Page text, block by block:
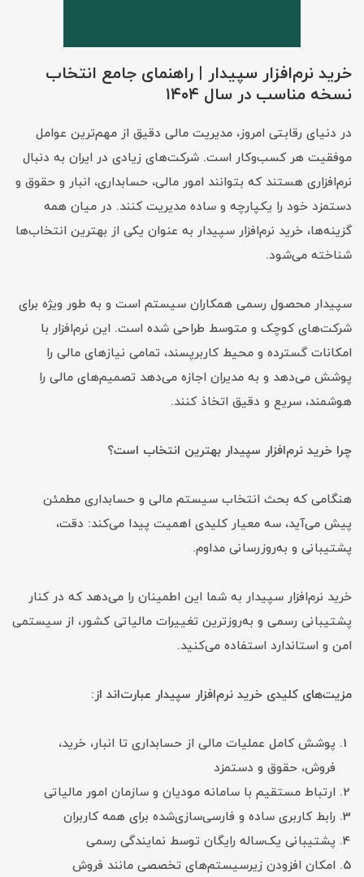
خرید نرم‌افزار سپیدار | راهنمای جامع انتخاب
نسخه مناسب در سال ۱۴۰۴
در دنیای رقابتی امروز، مدیریت مالی دقیق از مهم‌ترین عوامل
موفقیت هر کسب‌وکار است. شرکت‌های زیادی در ایران به دنبال
نرم‌افزاری هستند که بتوانند امور مالی، حسابداری، انبار و حقوق و
دستمزد خود را یکپارچه و ساده مدیریت کنند. در میان همه
گزینه‌ها، خرید نرم‌افزار سپیدار به عنوان یکی از بهترین انتخاب‌ها
شناخته می‌شود.
سپیدار محصول رسمی همکاران سیستم است و به طور ویژه برای
شرکت‌های کوچک و متوسط طراحی شده است. این نرم‌افزار با
امکانات گسترده و محیط کاربرپسند، تمامی نیازهای مالی را
پوشش می‌دهد و به مدیران اجازه می‌دهد تصمیم‌های مالی را
هوشمند، سریع و دقیق اتخاذ کنند.
چرا خرید نرم‌افزار سپیدار بهترین انتخاب است؟
هنگامی که بحث انتخاب سیستم مالی و حسابداری مطمئن
پیش می‌آید، سه معیار کلیدی اهمیت پیدا می‌کند: دقت،
پشتیبانی و به‌روزرسانی مداوم.
خرید نرم‌افزار سپیدار به شما این اطمینان را می‌دهد که در کنار
پشتیبانی رسمی و به‌روزترین تغییرات مالیاتی کشور، از سیستمی
امن و استاندارد استفاده می‌کنید.
مزیت‌های کلیدی خرید نرم‌افزار سپیدار عبارت‌اند از:
پوشش کامل عملیات مالی از حسابداری تا انبار، خرید،
فروش، حقوق و دستمزد
ارتباط مستقیم با سامانه مودیان و سازمان امور مالیاتی
رابط کاربری ساده و فارسی‌سازی‌شده برای همه کاربران
پشتیبانی یک‌ساله رایگان توسط نمایندگی رسمی
امکان افزودن زیرسیستم‌های تخصصی مانند فروش